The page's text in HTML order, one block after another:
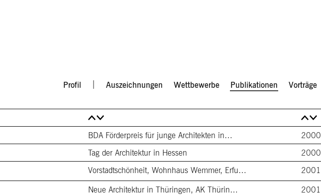
Profil Auszeichnungen Wettbewerbe Publikationen Vorträge
BDA Förderpreis für junge Architekten in…
2000
Tag der Architektur in Hessen
2000
Vorstadtschönheit, Wohnhaus Wemmer, Erfu…
2001
Neue Architektur in Thüringen, AK Thürin…
2001